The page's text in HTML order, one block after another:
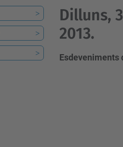
Dilluns,
2013.
Esdeveniments
>
>
>